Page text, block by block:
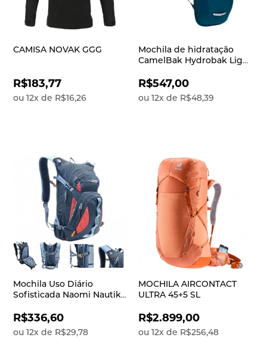
CAMISA NOVAK GGG
R$183,77
ou12x de R$16,26
Mochila de hidratação
CamelBak Hydrobak Light
R$547,00
ou 12xde R$48,39
Mochila Uso Diário
Sofisticada Naomi Nautika
R$336,60
ou12x de R$29,78
MOCHILA AIRCONTACT
ULTRA 45+5 SL
R$2.899,00
ou 12xde R$256,48